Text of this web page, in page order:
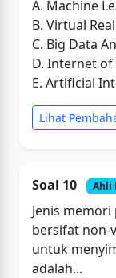
A. Machine
B. Virtual
C. Big Data
D. Internet of
E. Artificial
Lihat
Soal 10 Ahli
Jenis
bersifat non-
untuk
adalah...